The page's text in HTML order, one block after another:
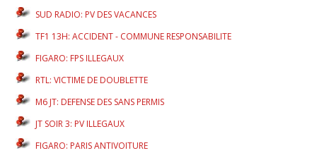
SUD RADIO: PV DES VACANCES
TF1 13H: ACCIDENT - COMMUNE RESPONSABILITE
FIGARO: FPS ILLEGAUX
RTL: VICTIME DE DOUBLETTE
M6 JT: DEFENSE DES SANS PERMIS
JT SOIR 3: PV ILLEGAUX
FIGARO: PARIS ANTIVOITURE